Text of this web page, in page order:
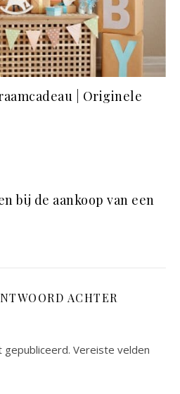
| Originele
bij de aankoop van een
ACHTER
gepubliceerd. Vereiste velden